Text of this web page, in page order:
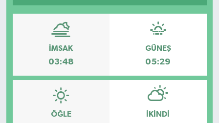
İMSAK
03:48
GÜNEŞ
05:29
ÖĞLE İKINDI